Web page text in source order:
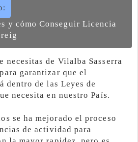
y cómo Conseguir Licencia
necesitas de Vilalba Sasserra
garantizar que el
dentro de las Leyes de
necesita en nuestro País.
se ha mejorado el proceso
de actividad para